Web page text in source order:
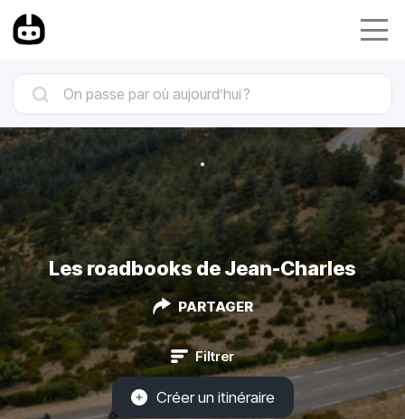
Les roadbooks de Jean-Charles
PARTAGER
Filtrer
Créer un itinéraire